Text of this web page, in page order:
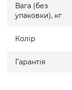
Вага (без
упаковки), кг
Колір
Гарантія